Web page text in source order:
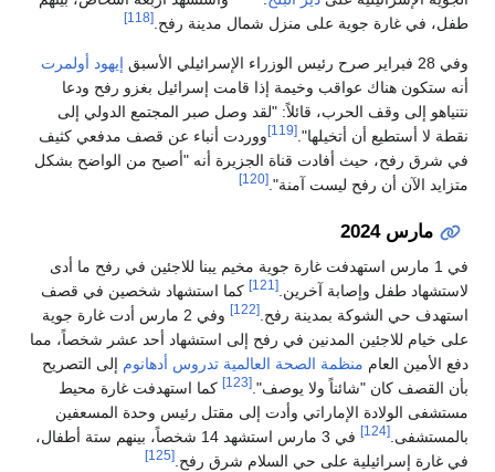
طفل، في غارة جوية على منزل شمال مدينة رفح. [118]
وفي 28 فبراير صرح رئيس الوزراء الإسرائيلي الأسبق
إيهود أولمرت
أنه ستكون هناك عواقب وخيمة إذا قامت إسرائيل بغزو رفح ودعا
نتنياهو إلى وقف الحرب، قائلاً: "لقد وصل صبر المجتمع الدولي إلى
نقطة لا أستطيع أن أتخيلها". [119]
ووردت أنباء عن قصف مدفعي كثيف
في شرق رفح، حيث أفادت قناة الجزيرة أنه "أصبح من الواضح بشكل
متزايد الآن أن رفح ليست آمنة". [120]
مارس 2024
في 1 مارس استهدفت غارة جوية مخيم يبنا للاجئين في رفح ما أدى
لاستشهاد طفل وإصابة آخرين. [121]
كما استشهاد شخصين في قصف
استهدف حي الشوكة بمدينة رفح. [122]
وفي 2 مارس أدت غارة جوية
على خيام للاجئين المدنين في رفح إلى استشهاد أحد عشر شخصاً، مما
دفع الأمين العام منظمة الصحة العالمية تدروس أدهانوم إلى التصريح
بأن القصف كان "شائناً ولا يوصف". [123]
كما استهدفت غارة محيط
مستشفى الولادة الإماراتي وأدت إلى مقتل رئيس وحدة المسعفين
بالمستشفى. [124]
في 3 مارس استشهد 14 شخصاً، بينهم ستة أطفال،
في غارة إسرائيلية على حي السلام شرق رفح. [125]